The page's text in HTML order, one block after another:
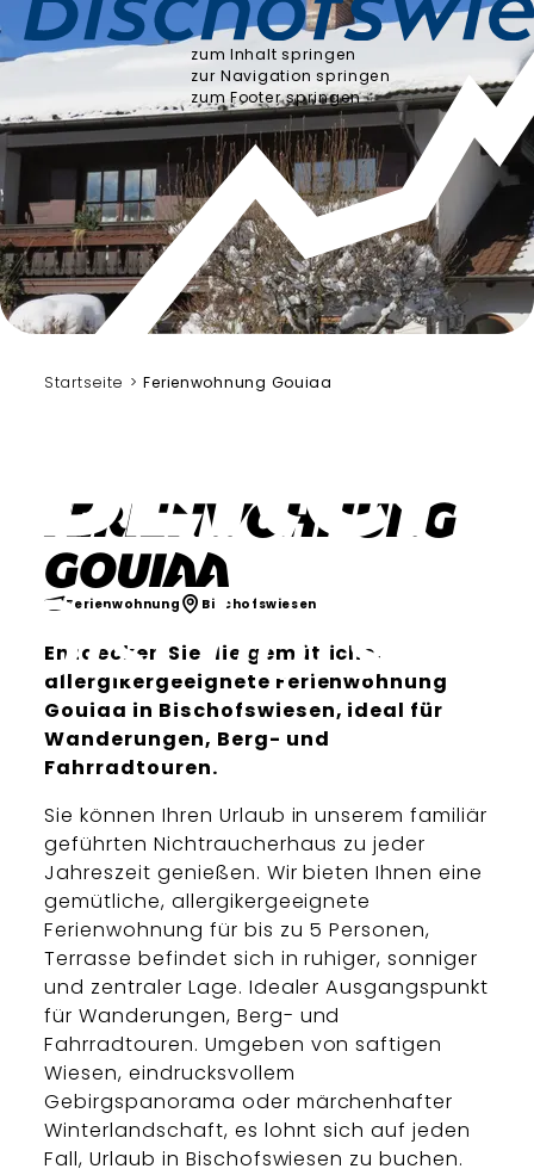
zum Inhalt springen
zur Navigation springen
zum Footer springen
Startseite Ferienwohnung Gouiaa
Ferienwohnung
Gouiaa
Ferienwohnung Bischofswiesen
Entdecken Sie die gemütliche,
allergikergeeignete Ferienwohnung
Gouiaa in Bischofswiesen, ideal für
Wanderungen, Berg- und
Fahrradtouren.
Sie können Ihren Urlaub in unserem familiär
geführten Nichtraucherhaus zu jeder
Jahreszeit genießen. Wir bieten Ihnen eine
gemütliche, allergikergeeignete
Ferienwohnung für bis zu 5 Personen,
Terrasse befindet sich in ruhiger, sonniger
und zentraler Lage. Idealer Ausgangspunkt
für Wanderungen, Berg- und
Fahrradtouren. Umgeben von saftigen
Wiesen, eindrucksvollem
Gebirgspanorama oder märchenhafter
Winterlandschaft, es lohnt sich auf jeden
Fall, Urlaub in Bischofswiesen zu buchen.